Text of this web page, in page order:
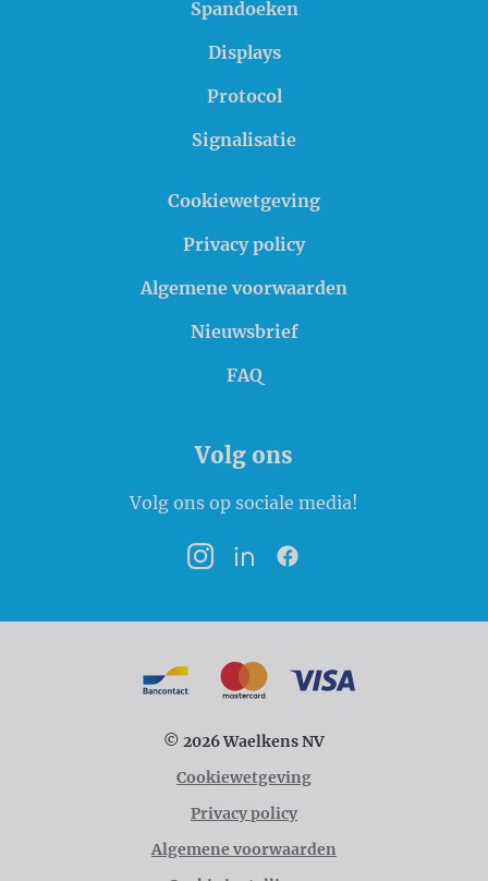
Spandoeken
Displays
Protocol
Signalisatie
Cookiewetgeving
Privacy policy
Algemene voorwaarden
Nieuwsbrief
FAQ
Volg ons
Volg ons op sociale media!
InstagramLinkedInFacebook
© 2026 Waelkens NV
Cookiewetgeving
Privacy policy
Algemene voorwaarden
Betaalmogelijkheden
BancontactMasterCard
VISA